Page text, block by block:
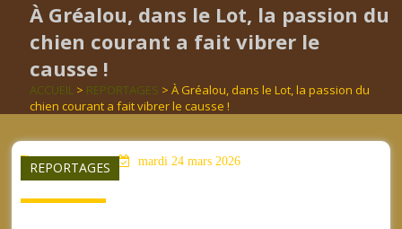
À Gréalou, dans le Lot, la passion du
chien courant a fait vibrer le
causse !
ACCUEIL > REPORTAGES > À Gréalou, dans le Lot, la passion du
chien courant a fait vibrer le causse !
REPORTAGES
aucun mot clé mardi 24 mars 2026